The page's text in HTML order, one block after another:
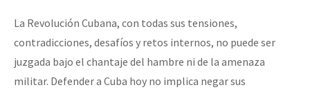
La Revolución Cubana, con todas sus tensiones,
contradicciones, desafíos y retos internos, no puede ser
juzgada bajo el chantaje del hambre ni de la amenaza
militar. Defender a Cuba hoy no implica negar sus